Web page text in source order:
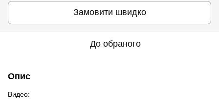
Замовити швидко
До обраного
Опис
Видео: